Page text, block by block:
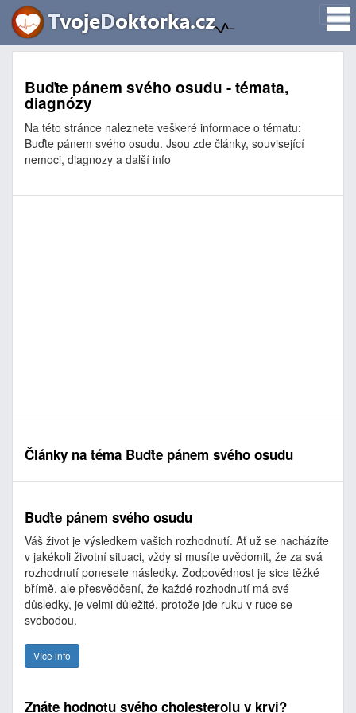
Buďte pánem svého osudu - témata,
diagnózy
Na této stránce naleznete veškeré informace o tématu:
Buďte pánem svého osudu. Jsou zde články, související
nemoci, diagnozy a další info
Články na téma Buďte pánem svého osudu
Buďte pánem svého osudu
Váš život je výsledkem vašich rozhodnutí. Ať už se nacházíte
v jakékoli životní situaci, vždy si musíte uvědomit, že za svá
rozhodnutí ponesete následky. Zodpovědnost je sice těžké
břímě, ale přesvědčení, že každé rozhodnutí má své
důsledky, je velmi důležité, protože jde ruku v ruce se
svobodou.
Více info
Znáte hodnotu svého cholesterolu v krvi?